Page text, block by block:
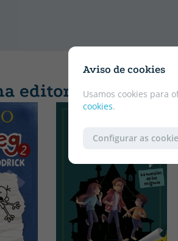
Aviso de cookies
Usamos cookies para
cookies.
Configurar as
editorial